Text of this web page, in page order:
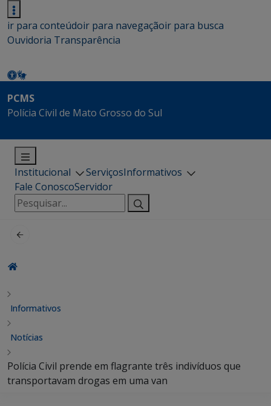
ir para conteúdoir para navegaçãoir para busca
Ouvidoria Transparência
PCMS
Polícia Civil de Mato Grosso do Sul
Institucional ServiçosInformativos
Fale ConoscoServidor
Pesquisar
por:
Informativos
Notícias
Polícia Civil prende em flagrante três indivíduos que
transportavam drogas em uma van